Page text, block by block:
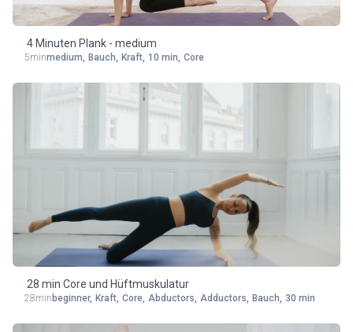
4 Minuten Plank - medium
5minmedium, Bauch, Kraft, 10 min, Core
28 min Core und Hüftmuskulatur
28min beginner, Kraft, Core, Abductors, Adductors, Bauch, 30 min